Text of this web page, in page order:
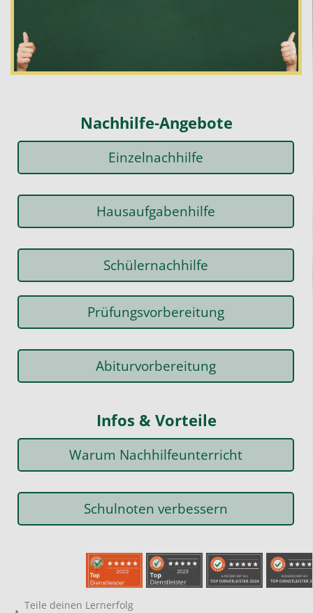
Nachhilfe-Angebote
Einzelnachhilfe
Hausaufgabenhilfe
Schülernachhilfe
Prüfungsvorbereitung
Abiturvorbereitung
Infos & Vorteile
Warum Nachhilfeunterricht
Schulnoten verbessern
Teile deinen Lernerfolg